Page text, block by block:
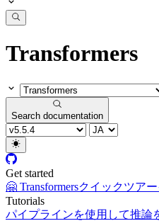
Transformers
Search documentation
Get started
🤗 Transformersクイックツアー
Tutorials
パイプラインを使用して推論